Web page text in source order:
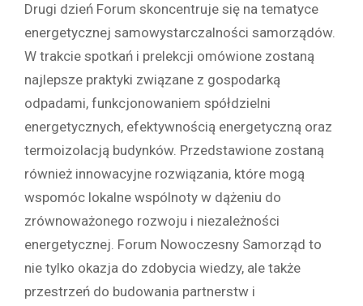
Drugi dzień Forum skoncentruje się na tematyce
energetycznej samowystarczalności samorządów.
W trakcie spotkań i prelekcji omówione zostaną
najlepsze praktyki związane z gospodarką
odpadami, funkcjonowaniem spółdzielni
energetycznych, efektywnością energetyczną oraz
termoizolacją budynków. Przedstawione zostaną
również innowacyjne rozwiązania, które mogą
wspomóc lokalne wspólnoty w dążeniu do
zrównoważonego rozwoju i niezależności
energetycznej. Forum Nowoczesny Samorząd to
nie tylko okazja do zdobycia wiedzy, ale także
przestrzeń do budowania partnerstw i